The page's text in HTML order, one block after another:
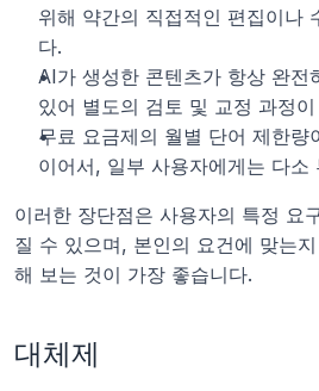
위해 약간의 직접적인 편집이나
다.
AI가 생성한 콘텐츠가 항상 완전
있어 별도의 검토 및 교정 과정
무료 요금제의 월별 단어 제한
이어서, 일부 사용자에게는 다소
이러한 장단점은 사용자의 특정 요
질 수 있으며, 본인의 요건에 맞는
해 보는 것이 가장 좋습니다.
대체제